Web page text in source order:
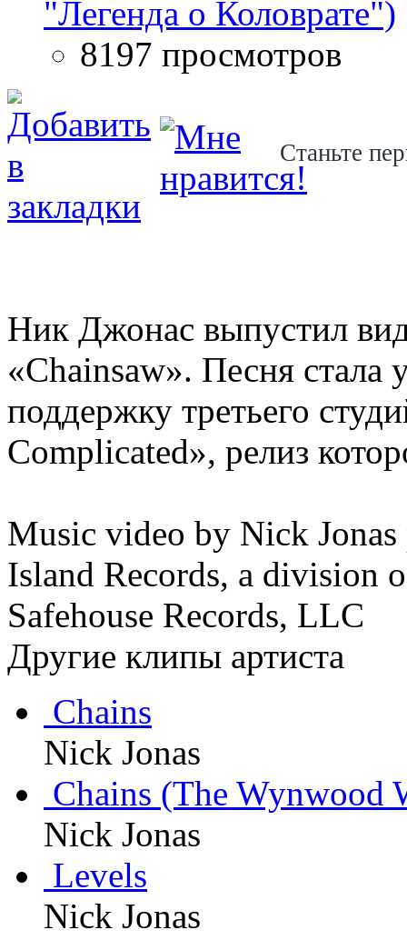
"Легенда о Коловрате")
8197 просмотров
Станьте
Ник Джонас выпустил
«Chainsaw». Песня стала
поддержку третьего
Complicated», релиз
Music video by Nick
Island Records, a division
Safehouse Records, LLC
Другие клипы артиста
Chains
Nick Jonas
Chains (The Wynwood
Nick Jonas
Levels
Nick Jonas